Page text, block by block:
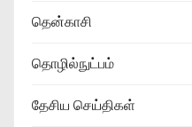
தென்காசி
தொழில்நுட்பம்
தேசிய செய்திகள்